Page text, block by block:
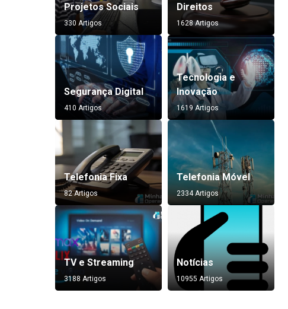
Projetos Sociais
330 Artigos
Direitos
1628 Artigos
Segurança Digital
410 Artigos
Tecnologia e
Inovação
1619 Artigos
Telefonia Fixa
82 Artigos
Telefonia Móvel
2334 Artigos
TV e Streaming
3188 Artigos
Notícias
10955 Artigos